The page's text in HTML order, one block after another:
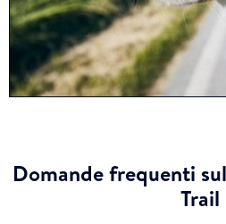
Domande frequenti
Trail